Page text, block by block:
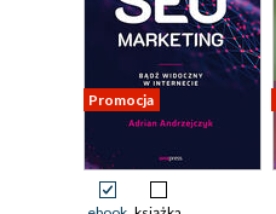
Promocja